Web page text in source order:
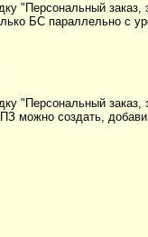
"Персональный
БС параллельно с
"Персональный
можно создать,